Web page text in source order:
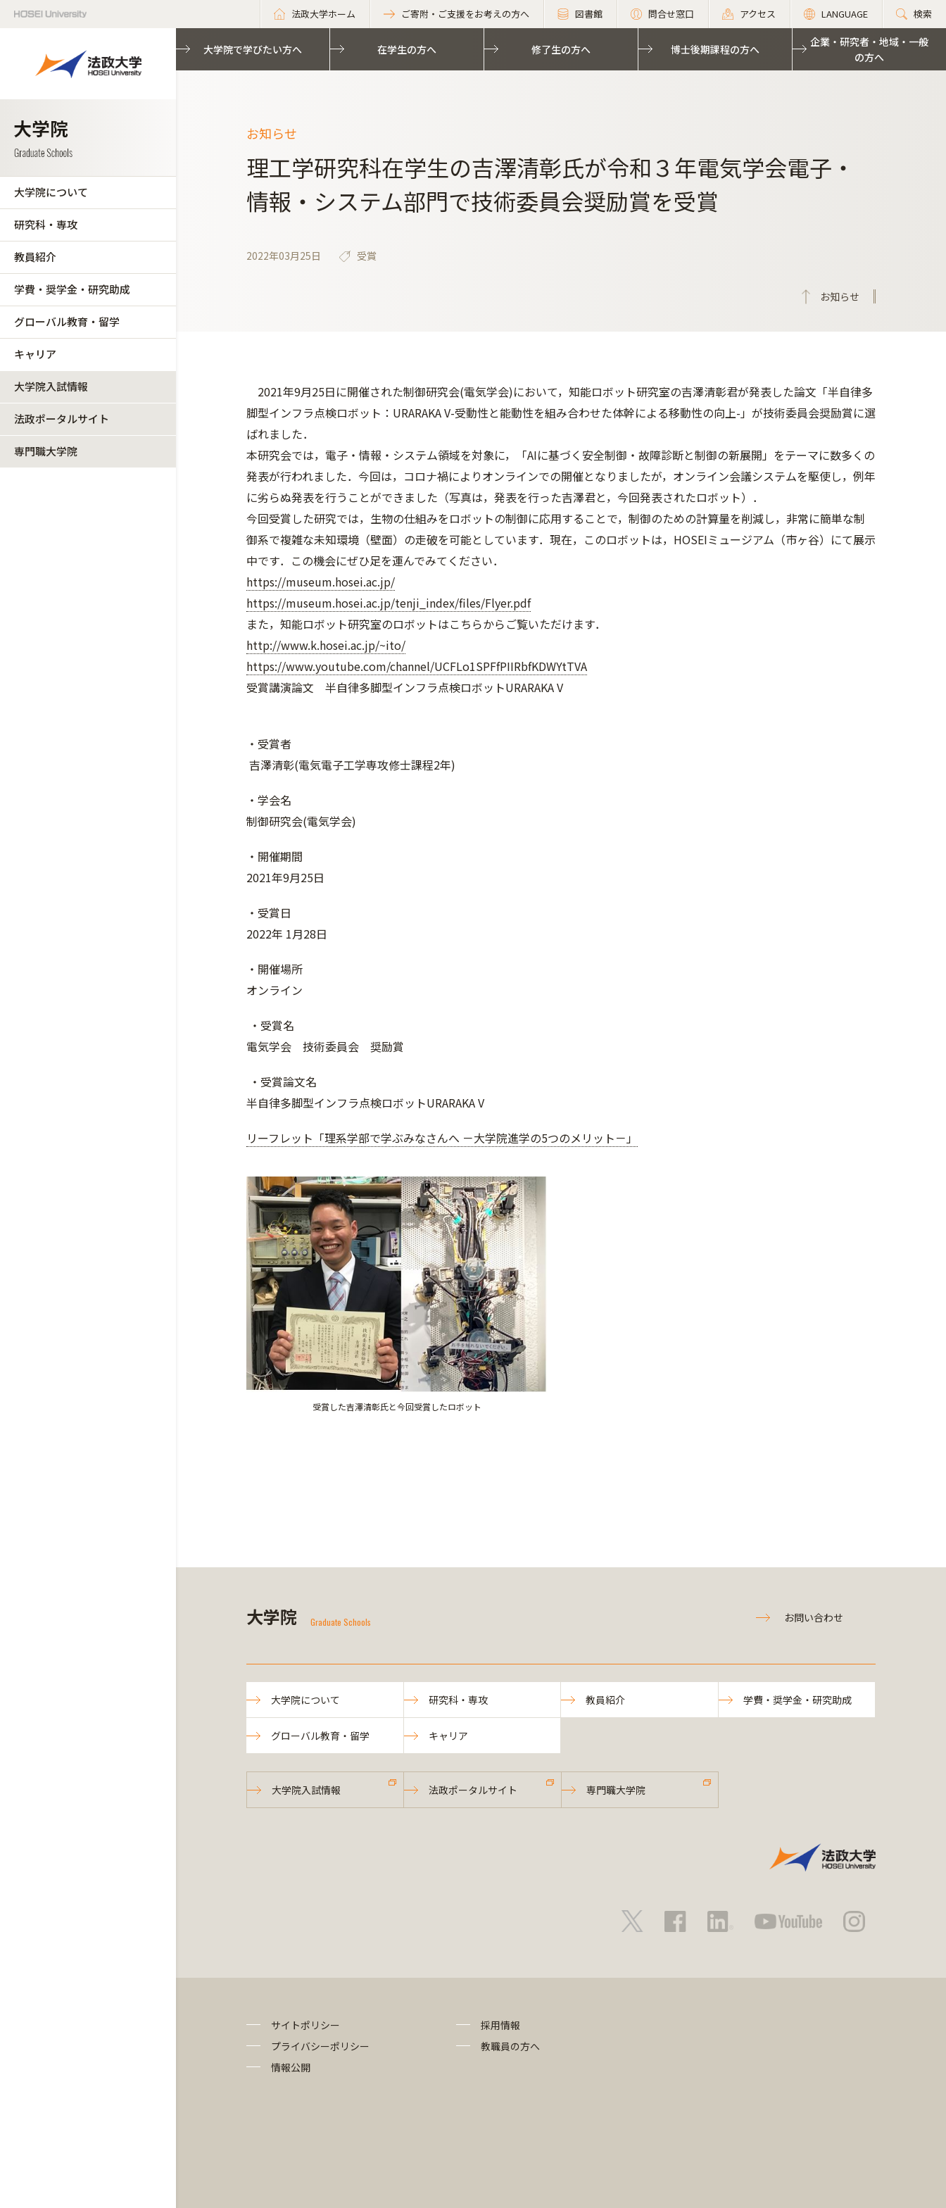
法政大学ホーム ご寄附・ご支援をお考えの方へ 図書館 問合せ窓口 アクセス LANGUAGE 検索
大学院について
研究科・専攻
教員紹介
学費・奨学金・研究助成
グローバル教育・留学
キャリア
大学院入試情報
法政ポータルサイト
専門職大学院
大学院で学びたい方へ 在学生の方へ 修了生の方へ 博士後期課程の方へ
企業・研究者・地域・一般
の方へ
お知らせ
理工学研究科在学生の吉澤清彰氏が令和３年電気学会電子・
情報・システム部門で技術委員会奨励賞を受賞
2022年03月25日 受賞
お知らせ
2021年9月25日に開催された制御研究会(電気学会)において，知能ロボット研究室の吉澤清彰君が発表した論文「半自律多
脚型インフラ点検ロボット：URARAKA V-受動性と能動性を組み合わせた体幹による移動性の向上-」が技術委員会奨励賞に選
ばれました．
本研究会では，電子・情報・システム領域を対象に，「AIに基づく安全制御・故障診断と制御の新展開」をテーマに数多くの
発表が行われました．今回は，コロナ禍によりオンラインでの開催となりましたが，オンライン会議システムを駆使し，例年
に劣らぬ発表を行うことができました（写真は，発表を行った吉澤君と，今回発表されたロボット）．
今回受賞した研究では，生物の仕組みをロボットの制御に応用することで，制御のための計算量を削減し，非常に簡単な制
御系で複雑な未知環境（壁面）の走破を可能としています．現在，このロボットは，HOSEIミュージアム（市ヶ谷）にて展示
中です．この機会にぜひ足を運んでみてください．
https://museum.hosei.ac.jp/
https://museum.hosei.ac.jp/tenji_index/files/Flyer.pdf
また，知能ロボット研究室のロボットはこちらからご覧いただけます．
http://www.k.hosei.ac.jp/~ito/
https://www.youtube.com/channel/UCFLo1SPFfPIIRbfKDWYtTVA
受賞講演論文 半自律多脚型インフラ点検ロボットURARAKA V
・受賞者
吉澤清彰(電気電子工学専攻修士課程2年)
・学会名
制御研究会(電気学会)
・開催期間
2021年9月25日
・受賞日
2022年 1月28日
・開催場所
オンライン
・受賞名
電気学会 技術委員会 奨励賞
・受賞論文名
半自律多脚型インフラ点検ロボットURARAKA V
リーフレット「理系学部で学ぶみなさんへ －大学院進学の5つのメリット－」
受賞した吉澤清彰氏と今回受賞したロボット
大学院 Graduate Schools お問い合わせ
大学院について 研究科・専攻 教員紹介 学費・奨学金・研究助成
グローバル教育・留学 キャリア
大学院入試情報 法政ポータルサイト 専門職大学院
サイトポリシー
プライバシーポリシー
情報公開
採用情報
教職員の方へ